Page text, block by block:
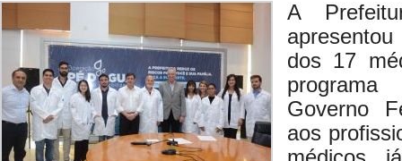
A
dos 17
Governo
aos